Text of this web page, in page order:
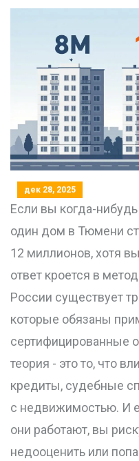
дек 28, 2025
Если вы когда-
один дом в Тюмени
12 миллионов, хотя
ответ кроется в
России существует
которые обязаны
сертифицированные
теория - это то, что
кредиты, судебные
с недвижимостью. И
они работают, вы
недооценить или